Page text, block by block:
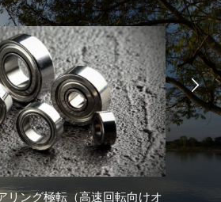
リング極転（高速回転向けオ